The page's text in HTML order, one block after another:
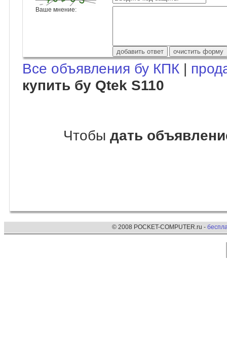
Ваше мнение:
Все объявления бу КПК |
купить бу Qtek S110
Чтобы дать
© 2008 POCKET-COMPUTER.ru -